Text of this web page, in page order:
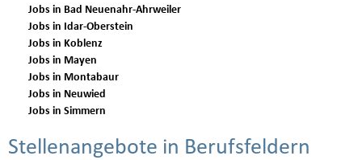
Jobs in Bad Neuenahr-Ahrweiler
Jobs in Idar-Oberstein
Jobs in Koblenz
Jobs in Mayen
Jobs in Montabaur
Jobs in Neuwied
Jobs in Simmern
Stellenangebote in Berufsfeldern